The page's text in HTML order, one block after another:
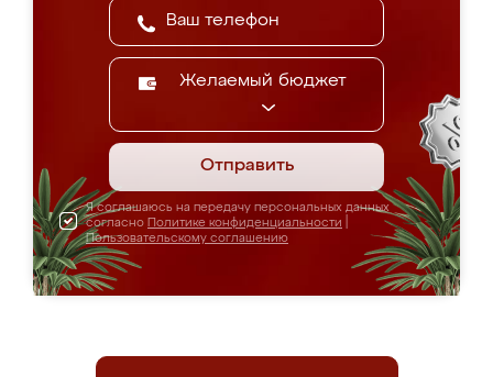
Желаемый бюджет
Отправить
Я соглашаюсь на передачу персональных данных
согласно Политике конфиденциальности
Пользовательскому соглашению